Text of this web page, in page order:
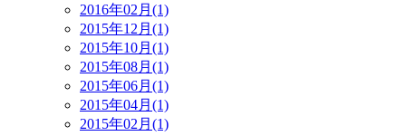
2016年02月(1)
2015年12月(1)
2015年10月(1)
2015年08月(1)
2015年06月(1)
2015年04月(1)
2015年02月(1)